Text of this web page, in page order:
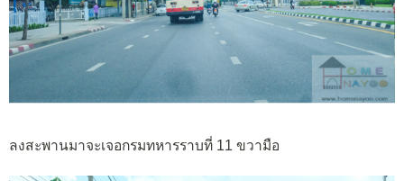
ลงสะพานมาจะเจอกรมทหารราบที่ 11 ขวามือ